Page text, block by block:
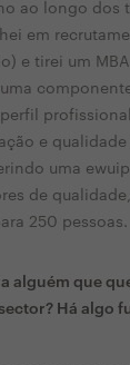
ao longo dos
em
e tirei um
e
uma
de
250 pessoas.
alguém que
Há algo